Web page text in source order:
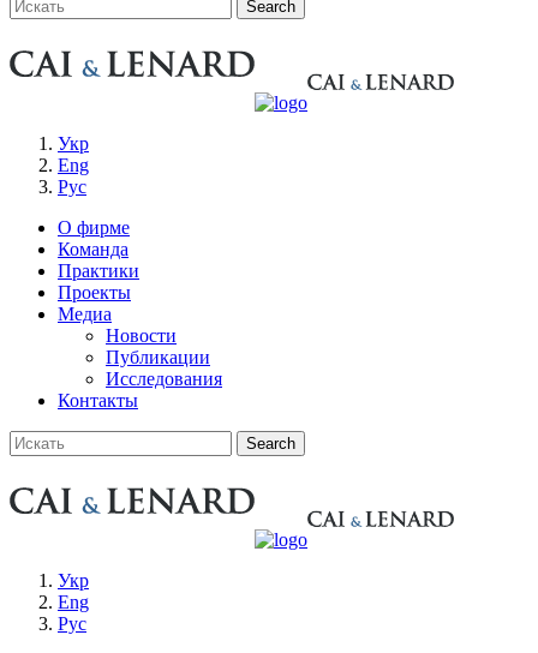
Укр
Eng
Рус
О фирме
Команда
Практики
Проекты
Медиа
Новости
Публикации
Исследования
Контакты
Укр
Eng
Рус